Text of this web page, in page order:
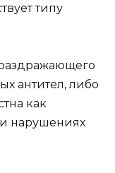
типу
антител, либо
как
нарушениях